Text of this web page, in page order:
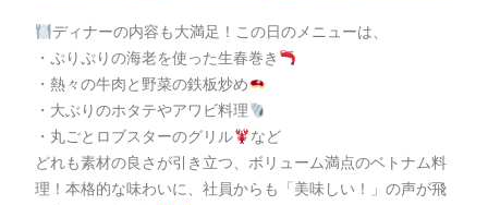
ディナーの内容も大満足！この日のメニューは、
・ぷりぷりの海老を使った生春巻き
・熱々の牛肉と野菜の鉄板炒め
・大ぶりのホタテやアワビ料理
・丸ごとロブスターのグリル
など
どれも素材の良さが引き立つ、ボリューム満点のベトナム料
理！本格的な味わいに、社員からも「美味しい！」の声が飛